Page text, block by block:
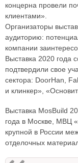
концерна провели
клиентами».
Организаторы
аудиторию:
компании
Выставка 2020 года
подтвердили свое
сектора: DoorHan,
и клинкер»,
Выставка MosBuild
года в Москве, МВЦ
крупной в России
отделочных